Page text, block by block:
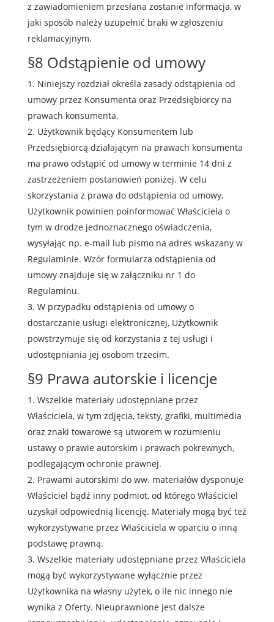
z zawiadomieniem przesłana zostanie informacja, w
jaki sposób należy uzupełnić braki w zgłoszeniu
reklamacyjnym.
§8 Odstąpienie od umowy
Niniejszy rozdział określa zasady odstąpienia od
umowy przez Konsumenta oraz Przedsiębiorcy na
prawach konsumenta.
Użytkownik będący Konsumentem lub
Przedsiębiorcą działającym na prawach konsumenta
ma prawo odstąpić od umowy w terminie 14 dni z
zastrzeżeniem postanowień poniżej. W celu
skorzystania z prawa do odstąpienia od umowy,
Użytkownik powinien poinformować Właściciela o
tym w drodze jednoznacznego oświadczenia,
wysyłając np. e-mail lub pismo na adres wskazany w
Regulaminie. Wzór formularza odstąpienia od
umowy znajduje się w załączniku nr 1 do
Regulaminu.
W przypadku odstąpienia od umowy o
dostarczanie usługi elektronicznej, Użytkownik
powstrzymuje się od korzystania z tej usługi i
udostępniania jej osobom trzecim.
§9 Prawa autorskie i licencje
Wszelkie materiały udostępniane przez
Właściciela, w tym zdjęcia, teksty, grafiki, multimedia
oraz znaki towarowe są utworem w rozumieniu
ustawy o prawie autorskim i prawach pokrewnych,
podlegającym ochronie prawnej.
Prawami autorskimi do ww. materiałów dysponuje
Właściciel bądź inny podmiot, od którego Właściciel
uzyskał odpowiednią licencję. Materiały mogą być też
wykorzystywane przez Właściciela w oparciu o inną
podstawę prawną.
Wszelkie materiały udostępniane przez Właściciela
mogą być wykorzystywane wyłącznie przez
Użytkownika na własny użytek, o ile nic innego nie
wynika z Oferty. Nieuprawnione jest dalsze